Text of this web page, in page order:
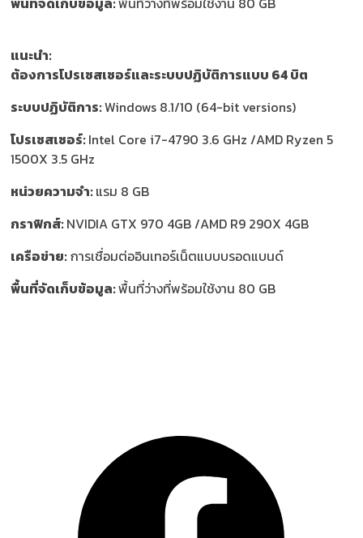
แนะนำ:
ต้องการโปรเซสเซอร์และระบบปฏิบัติการแบบ 64 บิต
ระบบปฏิบัติการ:Windows 8.1/10 (64-bit versions)
โปรเซสเซอร์:Intel Core i7-4790 3.6 GHz /AMD Ryzen 5
1500X 3.5 GHz
หน่วยความจำ:แรม 8 GB
กราฟิกส์:NVIDIA GTX 970 4GB /AMD R9 290X 4GB
เครือข่าย:การเชื่อมต่ออินเทอร์เน็ตแบบบรอดแบนด์
พื้นที่จัดเก็บข้อมูล:พื้นที่ว่างที่พร้อมใช้งาน 80 GB